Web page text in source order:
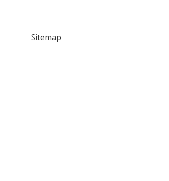
Sitemap